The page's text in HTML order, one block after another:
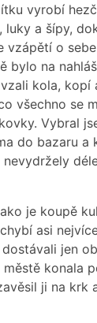
vyrobí
luky a šípy,
vzápětí o
bylo na
kola, kopí
všechno se
Vybral
do bazaru a
je koupě
asi
jen
konala
ji na krk